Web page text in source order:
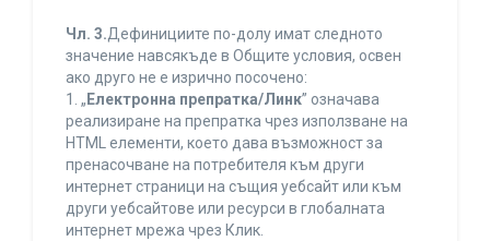
Чл. 3.Дефинициите по-долу имат следното
значение навсякъде в Общите условия, освен
ако друго не е изрично посочено:
1. „ Електронна препратка/Линк” означава
реализиране на препратка чрез използване на
HTML елементи, което дава възможност за
пренасочване на потребителя към други
интернет страници на същия уебсайт или към
други уебсайтове или ресурси в глобалната
интернет мрежа чрез Клик.